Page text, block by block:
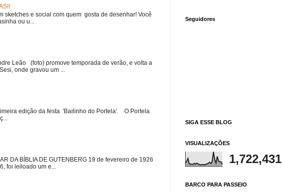
sketches e social com quem gosta de desenhar! Você
ou u...
Leão (foto) promove temporada de verão, e volta a
onde gravou um ...
edição da festa 'Bailinho do Portela'. O Portela
DA BÍBLIA DE GUTENBERG 19 de fevereiro de 1926
foi leiloado um e...
Seguidores
SIGA ESSE BLOG
VISUALIZAÇÕES
1,722,431
BARCO PARA PASSEIO